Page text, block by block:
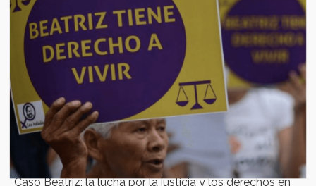
Caso Beatriz: la lucha por la justicia y los derechos en